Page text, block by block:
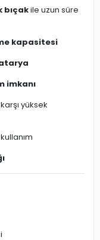
bıçakile uzun süre
kapasitesi
imkanı
yüksek